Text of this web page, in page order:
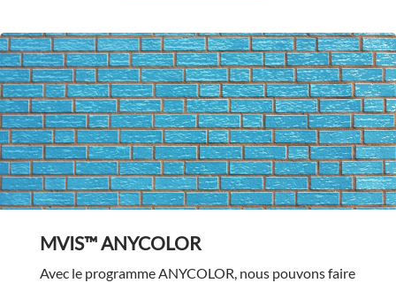
MVIS™ ANYCOLOR
Avec le programme ANYCOLOR, nous pouvons faire